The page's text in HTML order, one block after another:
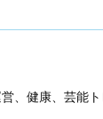
、健康、芸能